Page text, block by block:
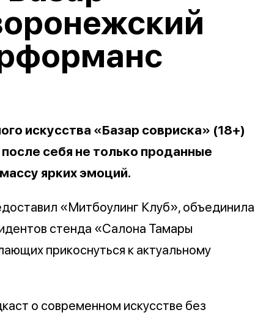
искусства «Базар совриска» (18+)
себя не только проданные
ярких эмоций.
«Митбоулинг Клуб», объединила
стенда «Салона Тамары
прикоснуться к актуальному
о современном искусстве без